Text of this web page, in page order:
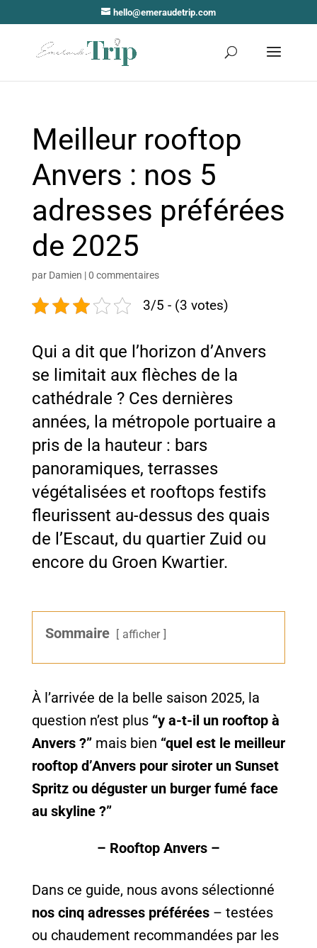
hello@emeraudetrip.com
Meilleur rooftop
Anvers : nos 5
adresses préférées
de 2025
par Damien |0 commentaires
3/5 - (3 votes)
Qui a dit que l’horizon d’Anvers
se limitait aux flèches de la
cathédrale ? Ces dernières
années, la métropole portuaire a
pris de la hauteur : bars
panoramiques, terrasses
végétalisées et rooftops festifs
fleurissent au-dessus des quais
de l’Escaut, du quartier Zuid ou
encore du Groen Kwartier.
Sommaire afficher
À l’arrivée de la belle saison 2025, la
question n’est plus “y a-t-il un rooftop à
Anvers ?”mais bien “quel est le meilleur
rooftop d’Anvers pour siroter un Sunset
Spritz ou déguster un burger fumé face
au skyline ?”
– Rooftop Anvers –
Dans ce guide, nous avons sélectionné
nos cinq adresses préférées– testées
ou chaudement recommandées par les